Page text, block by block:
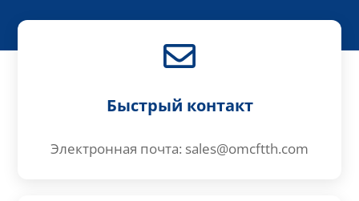
Быстрый контакт
Электронная почта: sales@omcftth.com